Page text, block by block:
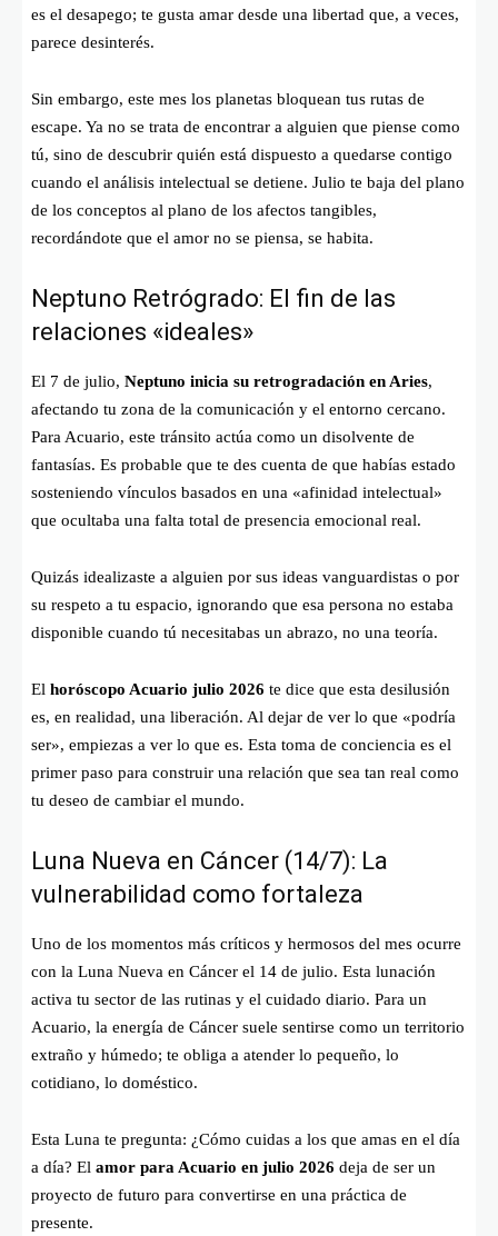
es el desapego; te gusta amar desde una libertad que, a veces,
parece desinterés.
Sin embargo, este mes los planetas bloquean tus rutas de
escape. Ya no se trata de encontrar a alguien que piense como
tú, sino de descubrir quién está dispuesto a quedarse contigo
cuando el análisis intelectual se detiene. Julio te baja del plano
de los conceptos al plano de los afectos tangibles,
recordándote que el amor no se piensa, se habita.
Neptuno Retrógrado: El fin de las
relaciones «ideales»
El 7 de julio, Neptuno inicia su retrogradación en Aries,
afectando tu zona de la comunicación y el entorno cercano.
Para Acuario, este tránsito actúa como un disolvente de
fantasías. Es probable que te des cuenta de que habías estado
sosteniendo vínculos basados en una «afinidad intelectual»
que ocultaba una falta total de presencia emocional real.
Quizás idealizaste a alguien por sus ideas vanguardistas o por
su respeto a tu espacio, ignorando que esa persona no estaba
disponible cuando tú necesitabas un abrazo, no una teoría.
El horóscopo Acuario julio 2026 te dice que esta desilusión
es, en realidad, una liberación. Al dejar de ver lo que «podría
ser», empiezas a ver lo que es. Esta toma de conciencia es el
primer paso para construir una relación que sea tan real como
tu deseo de cambiar el mundo.
Luna Nueva en Cáncer (14/7): La
vulnerabilidad como fortaleza
Uno de los momentos más críticos y hermosos del mes ocurre
con la Luna Nueva en Cáncer el 14 de julio. Esta lunación
activa tu sector de las rutinas y el cuidado diario. Para un
Acuario, la energía de Cáncer suele sentirse como un territorio
extraño y húmedo; te obliga a atender lo pequeño, lo
cotidiano, lo doméstico.
Esta Luna te pregunta: ¿Cómo cuidas a los que amas en el día
a día? El amor para Acuario en julio 2026 deja de ser un
proyecto de futuro para convertirse en una práctica de
presente.